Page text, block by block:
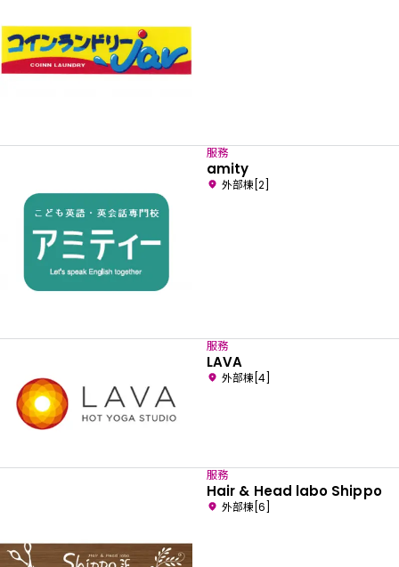
服務
amity
外部棟[2]
服務
LAVA
外部棟[4]
服務
Hair & Head labo Shippo
外部棟[6]